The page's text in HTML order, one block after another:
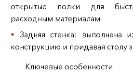
открытые полки для
расходным материалам.
Задняя стенка: выполнена
конструкцию и придавая столу
Ключевые особенности